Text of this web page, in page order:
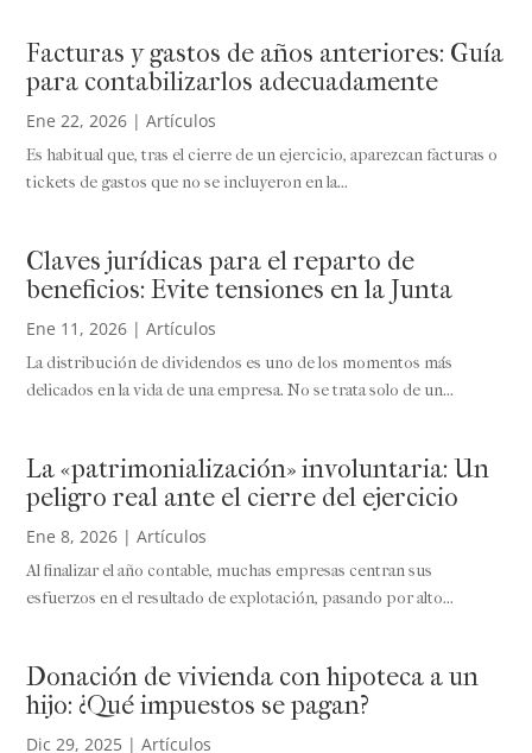
Facturas y gastos de años anteriores: Guía
para contabilizarlos adecuadamente
Ene 22, 2026 |Artículos
Es habitual que, tras el cierre de un ejercicio, aparezcan facturas o
tickets de gastos que no se incluyeron en la...
Claves jurídicas para el reparto de
beneficios: Evite tensiones en la Junta
Ene 11, 2026 |Artículos
La distribución de dividendos es uno de los momentos más
delicados en la vida de una empresa. No se trata solo de un...
La «patrimonialización» involuntaria: Un
peligro real ante el cierre del ejercicio
Ene 8, 2026 |Artículos
Al finalizar el año contable, muchas empresas centran sus
esfuerzos en el resultado de explotación, pasando por alto...
Donación de vivienda con hipoteca a un
hijo: ¿Qué impuestos se pagan?
Dic 29, 2025 |Artículos